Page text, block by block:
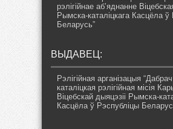
рэлігійнае аб’яднанне
Рымска-каталіцкага Касцёла ў
Беларусь”
ВЫДАВЕЦ:
Рэлігійная арганізацыя
каталіцкая рэлігійная місія
Віцебскай дыяцэзіі Рымска-
Касцёла ў Рэспубліцы